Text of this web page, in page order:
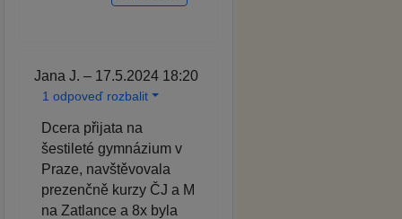
Jana J. – 17.5.2024 18:20
1 odpoveď rozbalit
Dcera přijata na
šestileté gymnázium v
Praze, navštěvovala
prezenčně kurzy ČJ a M
na Zatlance a 8x byla